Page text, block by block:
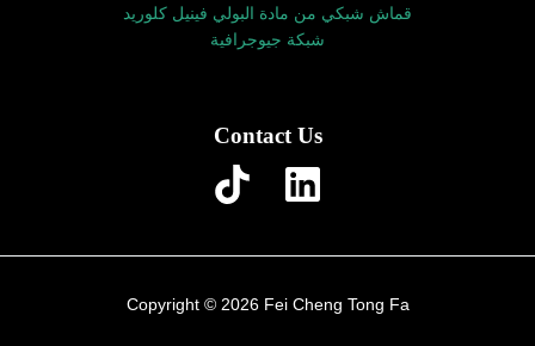
قماش شبكي من مادة البولي فينيل كلوريد
شبكة جيوجرافية
Contact Us
Copyright © 2026 Fei Cheng Tong Fa